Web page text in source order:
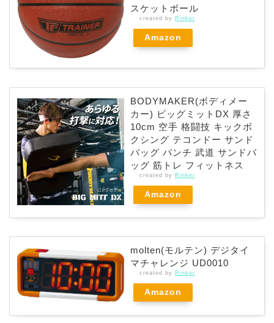
スケットボール
created by Rinker
Amazon
BODYMAKER(ボディメー
カー) ビッグミットDX 厚さ
10cm 空手 格闘技 キックボ
クシング テコンドー サンド
バッグ パンチ 武道 サンドバ
ッグ 筋トレ フィットネス
created by Rinker
Amazon
molten(モルテン) デジタイ
マチャレンジ UD0010
created by Rinker
Amazon